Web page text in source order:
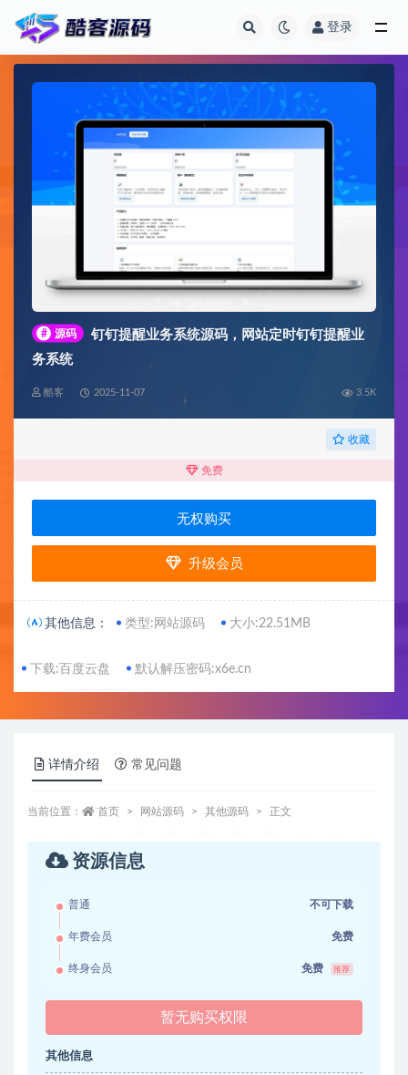
登录
# 源码
钉钉提醒业务系统源码，网站定时钉钉提醒业
务系统
酷客 2025-11-07 3.5K
收藏
免费
无权购买
升级会员
其他信息： 类型:网站源码 大小:22.51MB
下载:百度云盘 默认解压密码:x6e.cn
详情介绍 常见问题
当前位置： 首页 网站源码 其他源码 正文
资源信息
普通 不可下载
年费会员 免费
终身会员 免费 推荐
暂无购买权限
其他信息